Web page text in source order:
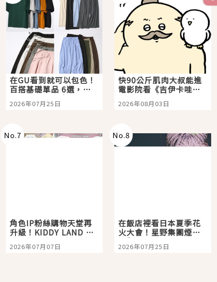
在GU看到就可以包色！
百搭基礎單品 6選，閉
眼全收也不心疼
2026年07月25日
快90公斤肌肉大叔能進
電影院看《吉伊卡哇》
嗎？日本重金屬樂團
「打首」會長與nagano
2026年08月03日
No.7
角色IP粉絲購物天堂再
升級！KIDDY LAND 原
宿店吉伊卡哇迎客，新
開幕 OMOKADO 店3分
2026年07月07日
No.8
在飯店裡看日本夏季花
火大會！星野集團煙火
景觀飯店6選，讓你不用
人擠人悠閒欣賞
2026年07月25日